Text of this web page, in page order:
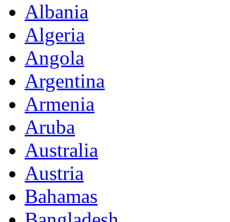
Albania
Algeria
Angola
Argentina
Armenia
Aruba
Australia
Austria
Bahamas